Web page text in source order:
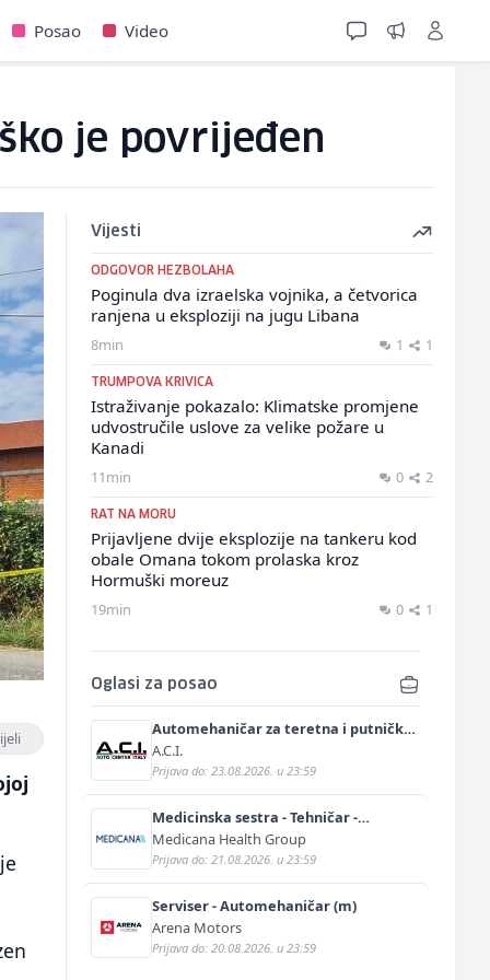
Posao Video
je povrijeđen
Vijesti
ODGOVOR HEZBOLAHA
Poginula dva izraelska vojnika, a četvorica
ranjena u eksploziji na jugu Libana
8min 1 1
TRUMPOVA KRIVICA
Istraživanje pokazalo: Klimatske promjene
udvostručile uslove za velike požare u
Kanadi
11min 0 2
RAT NA MORU
Prijavljene dvije eksplozije na tankeru kod
obale Omana tokom prolaska kroz
Hormuški moreuz
19min 0 1
Oglasi za posao
Automehaničar za teretna i putnička
vozila (m/ž)
A.C.I.
Prijava do: 23.08.2026. u 23:59
Medicinska sestra - Tehničar -
Anestetičar (m/ž)
Medicana Health Group
Prijava do: 21.08.2026. u 23:59
Serviser - Automehaničar (m)
Arena Motors
Prijava do: 20.08.2026. u 23:59